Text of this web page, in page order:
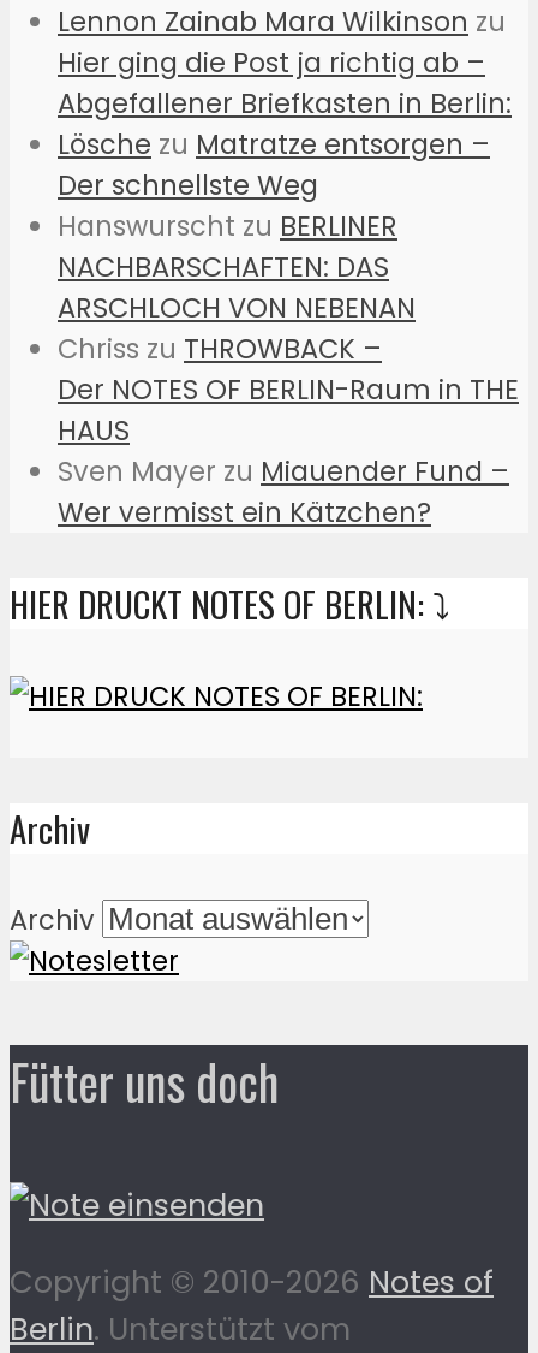
Lennon Zainab Mara Wilkinson zu
Hier ging die Post ja richtig ab –
Abgefallener Briefkasten in Berlin:
Lösche zu Matratze entsorgen –
Der schnellste Weg
Hanswurscht zu BERLINER
NACHBARSCHAFTEN: DAS
ARSCHLOCH VON NEBENAN
Chriss zu THROWBACK –
Der NOTES OF BERLIN-Raum in THE
HAUS
Sven Mayer zu Miauender Fund –
Wer vermisst ein Kätzchen?
HIER DRUCKT NOTES OF BERLIN: ⤵️
Archiv
Archiv
Fütter uns doch
Copyright © 2010-2026 Notes of
Berlin. Unterstützt vom